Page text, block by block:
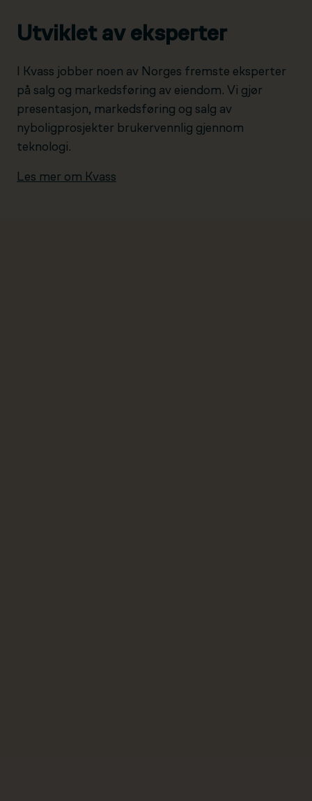
Utviklet av eksperter
I Kvass jobber noen av Norges fremste eksperter
på salg og markedsføring av eiendom. Vi gjør
presentasjon, markedsføring og salg av
nyboligprosjekter brukervennlig gjennom
teknologi.
Les mer om Kvass